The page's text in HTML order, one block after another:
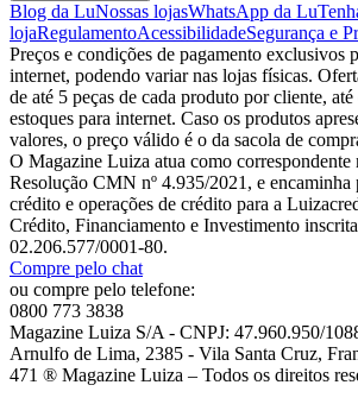
Blog da LuNossas lojasWhatsApp da Lu
lojaRegulamentoAcessibilidadeSegurança e
Preços e condições de pagamento exclusivos
internet, podendo variar nas lojas físicas.
de até 5 peças de cada produto por cliente,
estoques para internet. Caso os produtos
valores, o preço válido é o da sacola de
O Magazine Luiza atua como correspondente
Resolução CMN nº 4.935/2021, e encaminha
crédito e operações de crédito para a
Crédito, Financiamento e Investimento
02.206.577/0001-80.
Compre pelo chat
ou compre pelo telefone:
0800 773 3838
Magazine Luiza S/A - CNPJ: 47.960.950/
Arnulfo de Lima, 2385 - Vila Santa Cruz,
471 ® Magazine Luiza – Todos os direitos